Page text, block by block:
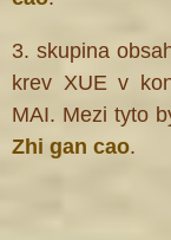
3. skupina
krev XUE v
MAI. Mezi tyto
Zhi gan cao.